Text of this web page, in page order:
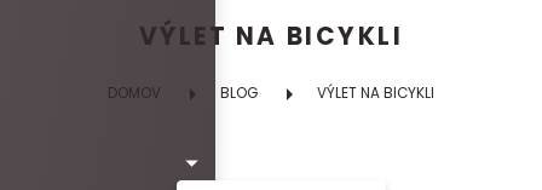
VÝLET NA BICYKLI
DOMOV BLOG VÝLET NA BICYKLI